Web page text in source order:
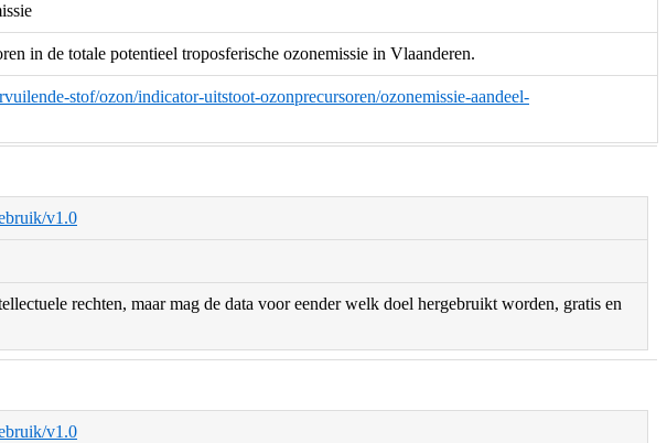
in de totale potentieel troposferische ozonemissie in Vlaanderen.
stof/ozon/indicator-uitstoot-ozonprecursoren/ozonemissie-aandeel-
v1.0
rechten, maar mag de data voor eender welk doel hergebruikt worden, gratis en
v1.0